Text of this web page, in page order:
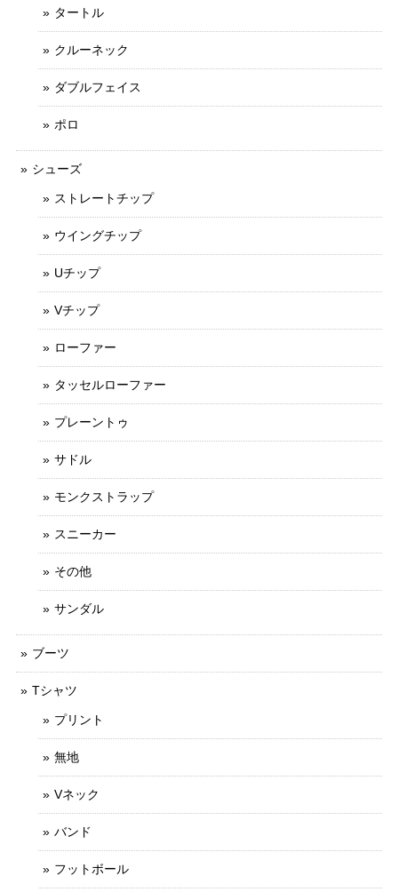
タートル
クルーネック
ダブルフェイス
ポロ
シューズ
ストレートチップ
ウイングチップ
Uチップ
Vチップ
ローファー
タッセルローファー
プレーントゥ
サドル
モンクストラップ
スニーカー
その他
サンダル
ブーツ
Tシャツ
プリント
無地
Vネック
バンド
フットボール